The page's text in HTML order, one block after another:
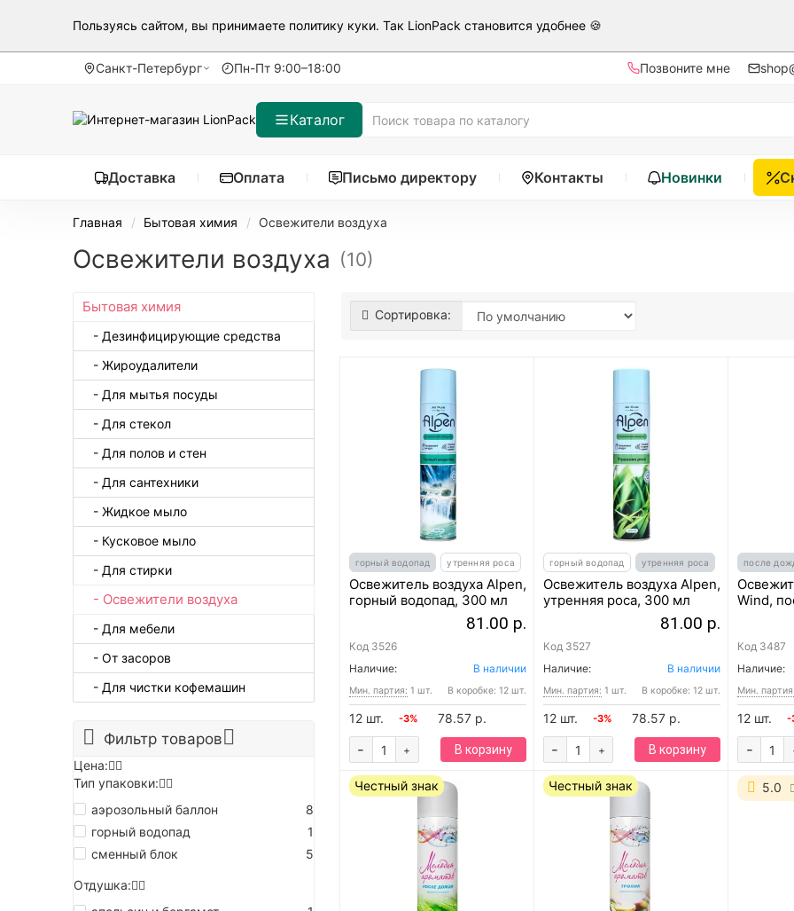
Пользуясь сайтом, вы принимаете политику куки. Так LionPack становится удобнее 🍪
Санкт-Петербург Пн-Пт 9:00–18:00 Позвоните мне
Каталог
Доставка Оплата Письмо директору Контакты Новинки
Главная Бытовая химия Освежители воздуха
Освежители воздуха (10)
Бытовая химия
- Дезинфицирующие средства
- Жироудалители
- Для мытья посуды
- Для стекол
- Для полов и стен
- Для сантехники
- Жидкое мыло
- Кусковое мыло
- Для стирки
- Освежители воздуха
- Для мебели
- От засоров
- Для чистки кофемашин
Фильтр товаров
Цена:
Тип упаковки:
аэрозольный баллон
8
горный водопад
1
сменный блок
5
Отдушка:
Сортировка:
горный водопад утренняя роса
Освежитель воздуха Alpen,
горный водопад, 300 мл
81.00 р.
Код 3526
Наличие:
В наличии
Мин. партия: 1 шт. В коробке: 12 шт.
12 шт. -3% 78.57 р.
+
- В корзину
горный водопад утренняя роса
Освежитель воздуха Alpen,
утренняя роса, 300 мл
81.00 р.
Код 3527
Наличие:
В наличии
Мин. партия: 1 шт. В коробке: 12 шт.
12 шт. -3% 78.57 р.
+
- В корзину
после
Wind,
Код 3487
Наличие:
Мин. партия:
12 шт. -
-
Честный знак Честный знак 5.0